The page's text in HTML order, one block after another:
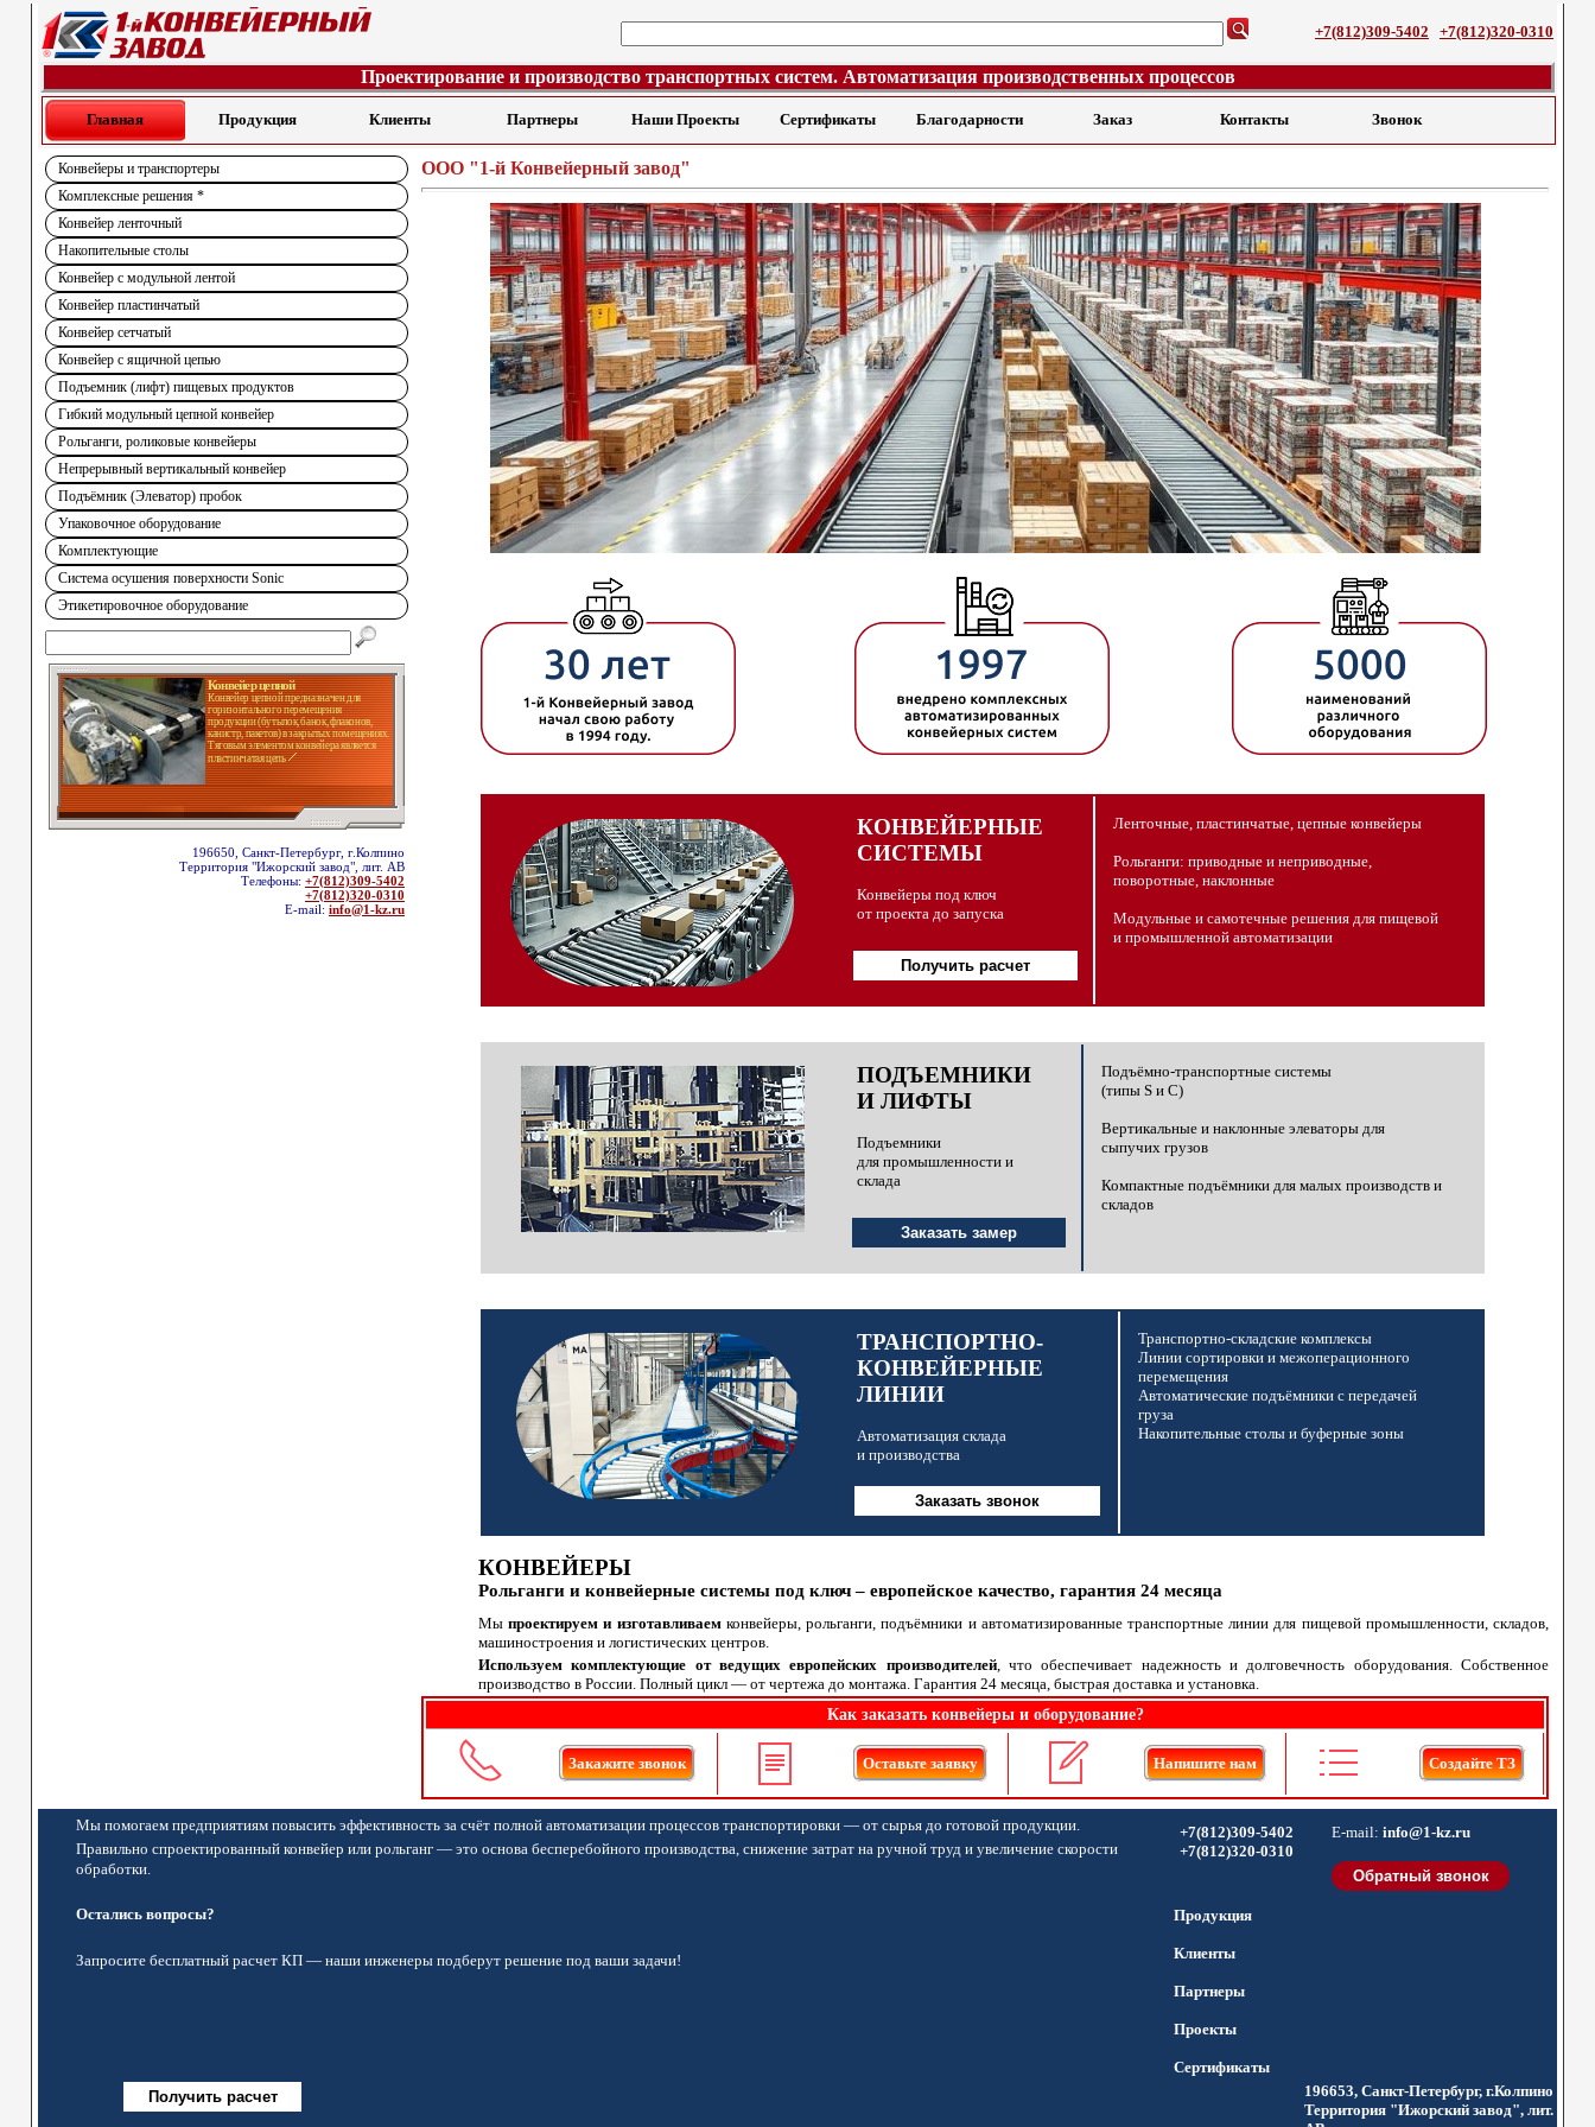
+7(812)309-5402 +7(812)320-0310
Проектирование и производство транспортных систем. Автоматизация производственных процессов
Главная Продукция Клиенты Партнеры Наши Проекты Сертификаты Благодарности Заказ Контакты Звонок
Конвейеры и транспортеры
Комплексные решения *
Конвейер ленточный
Накопительные столы
Конвейер с модульной лентой
Конвейер пластинчатый
Конвейер сетчатый
Конвейер с ящичной цепью
Подъемник (лифт) пищевых продуктов
Гибкий модульный цепной конвейер
Рольганги, роликовые конвейеры
Непрерывный вертикальный конвейер
Подъёмник (Элеватор) пробок
Упаковочное оборудование
Комплектующие
Система осушения поверхности Sonic
Этикетировочное оборудование
Конвейер цепной
Конвейер цепной предназначен для
горизонтального перемещения
продукции (бутылок, банок, флаконов,
канистр, пакетов) в закрытых помещениях.
Тяговым элементом конвейера является
пластинчатая цепь
196650, Санкт-Петербург, г.Колпино
Территория "Ижорский завод", лит. АВ
Телефоны: +7(812)309-5402
+7(812)320-0310
E-mail: info@1-kz.ru
ООО "1-й Конвейерный завод"
КОНВЕЙЕРНЫЕ
СИСТЕМЫ
Конвейеры под ключ
от проекта до запуска
Ленточные, пластинчатые, цепные конвейеры
Рольганги: приводные и неприводные,
поворотные, наклонные
Модульные и самотечные решения для пищевой
и промышленной автоматизации
ПОДЪЕМНИКИ
И ЛИФТЫ
Подъемники
для промышленности и
склада
Подъёмно-транспортные системы
(типы S и C)
Вертикальные и наклонные элеваторы для
сыпучих грузов
Компактные подъёмники для малых производств и
складов
ТРАНСПОРТНО-
КОНВЕЙЕРНЫЕ
ЛИНИИ
Автоматизация склада
и производства
Транспортно-складские комплексы
Линии сортировки и межоперационного
перемещения
Автоматические подъёмники с передачей
груза
Накопительные столы и буферные зоны
КОНВЕЙЕРЫ
Рольганги и конвейерные системы под ключ – европейское качество, гарантия 24 месяца
Мыпроектируем и изготавливаемконвейеры, рольганги, подъёмники и автоматизированные транспортные линии для пищевой промышленности, складов,
машиностроения и логистических центров.
Используем комплектующие от ведущих европейских производителей, что обеспечивает надежность и долговечность оборудования. Собственное
производство в России. Полный цикл — от чертежа до монтажа. Гарантия 24 месяца, быстрая доставка и установка.
Как заказать конвейеры и оборудование?
Закажите звонок Оставьте заявку Напишите нам Создайте ТЗ
Мы помогаем предприятиям повысить эффективность за счёт полной автоматизации процессов транспортировки — от сырья до готовой продукции.
Правильно спроектированный конвейер или рольганг — это основа бесперебойного производства, снижение затрат на ручной труд и увеличение скорости
обработки.
Остались вопросы?
Запросите бесплатный расчет КП — наши инженеры подберут решение под ваши задачи!
+7(812)309-5402
+7(812)320-0310
E-mail: info@1-kz.ru
Продукция
Клиенты
Партнеры
Проекты
Сертификаты
196653, Санкт-Петербург, г.Колпино
Территория "Ижорский завод", лит.